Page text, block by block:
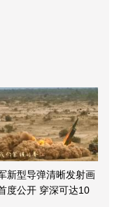
新型导弹清晰发射画
度公开 穿深可达10